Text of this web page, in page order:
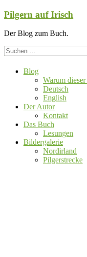
Zum
Inhalt
springen
Pilgern auf Irisch
Der Blog zum Buch.
Suchen
nach:
Blog
Warum
Deutsch
English
Der Autor
Kontakt
Das Buch
Lesungen
Bildergalerie
Nordirland
Pilgerstrecke